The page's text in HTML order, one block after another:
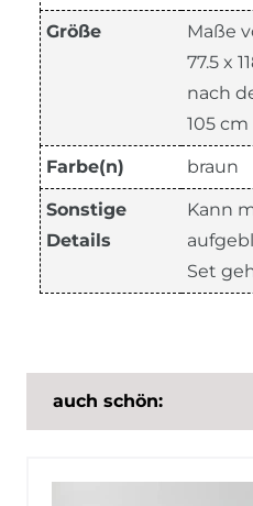
Größe
Maße
77.5 x
nach
105 cm
Farbe(n) braun
Sonstige
Details
Kann
Set
auch schön: